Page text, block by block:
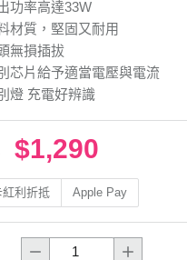
功率高達33W
材質，堅固又耐用
無損插拔
芯片給予適當電壓與電流
燈 充電好辨識
$1,290
利折抵 Apple Pay